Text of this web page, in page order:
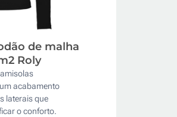
de malha
Roly
acabamento
laterais que
o conforto.